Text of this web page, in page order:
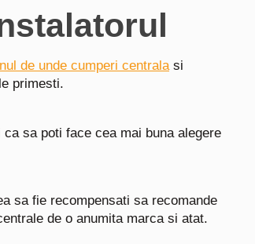
de unde cumperi centralasi
primesti.
sa poti face cea mai buna alegere
sa fie recompensati sa recomande
de o anumita marca si atat.